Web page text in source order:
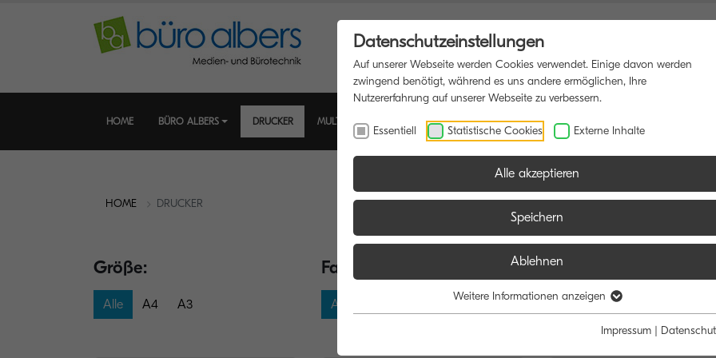
HOME BÜRO ALBERS DRUCKER MULTIFUNKTIONSDRUCKER SOFTWARE BLOG
HOME DRUCKER
Größe:
Alle A4 A3
Farbe:
Alle Farbe
Datenschutzeinstellungen
Auf unserer Webseite werden Cookies verwendet. Einige davon werden
zwingend benötigt, während es uns andere ermöglichen, Ihre
Nutzererfahrung auf unserer Webseite zu verbessern.
Essentiell Statistische Cookies Externe Inhalte
Alle akzeptieren
Speichern
Ablehnen
Weitere Informationen anzeigen
Impressum |